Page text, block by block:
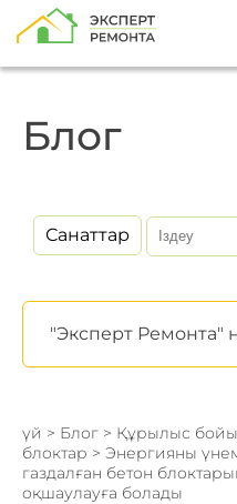
Блог
Санаттар
"Эксперт Ремонта"
үй > Блог > Құрылыс
блоктар > Энергияны
газдалған бетон
оқшаулауға болады